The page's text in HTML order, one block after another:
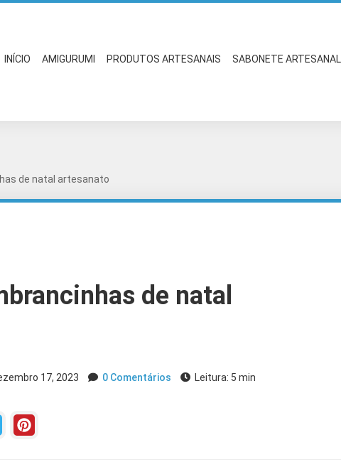
INÍCIO AMIGURUMI PRODUTOS ARTESANAIS SABONETE ARTESANAL
de natal artesanato
de natal
17, 2023 0 Comentários Leitura: 5 min